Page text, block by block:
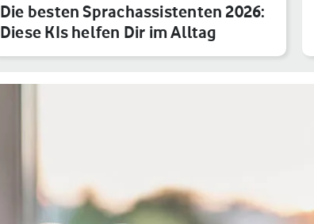
Die besten Sprachassistenten 2026:
Diese KIs helfen Dir im Alltag